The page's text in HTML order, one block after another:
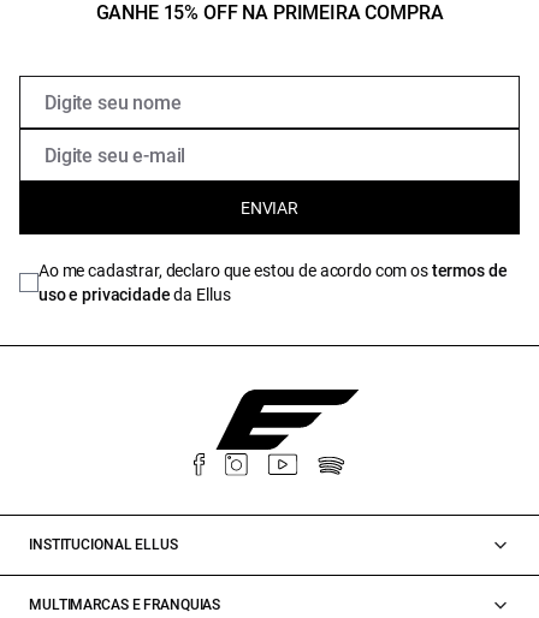
GANHE 15% OFF NA PRIMEIRA COMPRA
ENVIAR
Ao me cadastrar, declaro que estou de acordo com ostermos de
uso e privacidadeda Ellus
INSTITUCIONAL ELLUS
MULTIMARCAS E FRANQUIAS